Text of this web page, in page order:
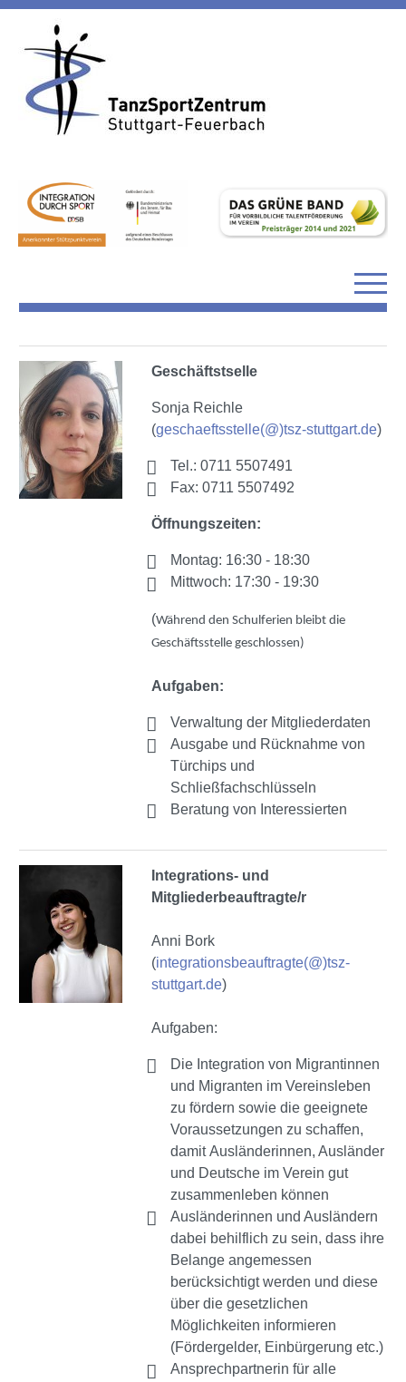
Geschäftstselle
Sonja Reichle
(geschaeftsstelle(@)tsz-stuttgart.de)
Tel.: 0711 5507491
Fax: 0711 5507492
Öffnungszeiten:
Montag: 16:30 - 18:30
Mittwoch: 17:30 - 19:30
(Während den Schulferien bleibt die
Geschäftsstelle geschlossen)
Aufgaben:
Verwaltung der Mitgliederdaten
Ausgabe und Rücknahme von
Türchips und
Schließfachschlüsseln
Beratung von Interessierten
Integrations- und
Mitgliederbeauftragte/r
Anni Bork
(integrationsbeauftragte(@)tsz-
stuttgart.de)
Aufgaben:
Die Integration von Migrantinnen
und Migranten im Vereinsleben
zu fördern sowie die geeignete
Voraussetzungen zu schaffen,
damit Ausländerinnen, Ausländer
und Deutsche im Verein gut
zusammenleben können
Ausländerinnen und Ausländern
dabei behilflich zu sein, dass ihre
Belange angemessen
berücksichtigt werden und diese
über die gesetzlichen
Möglichkeiten informieren
(Fördergelder, Einbürgerung etc.)
Ansprechpartnerin für alle